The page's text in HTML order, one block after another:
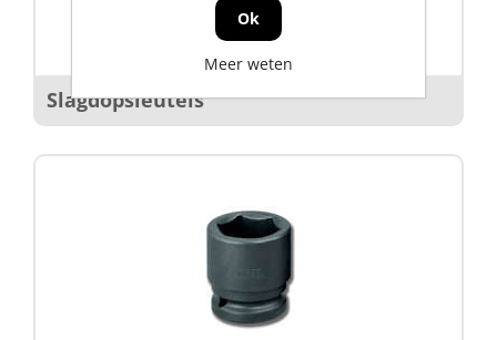
Slagdopsleutels
Ok
Meer weten